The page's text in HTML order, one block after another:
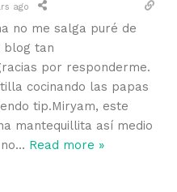
ago
no me salga puré de
blog tan
por responderme.
cocinando las papas
tip.Miryam, este
mantequillita así medio
… Read more »